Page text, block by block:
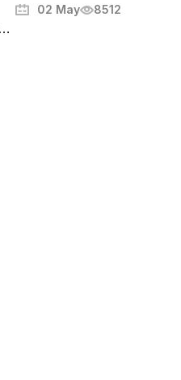
02 May 8512